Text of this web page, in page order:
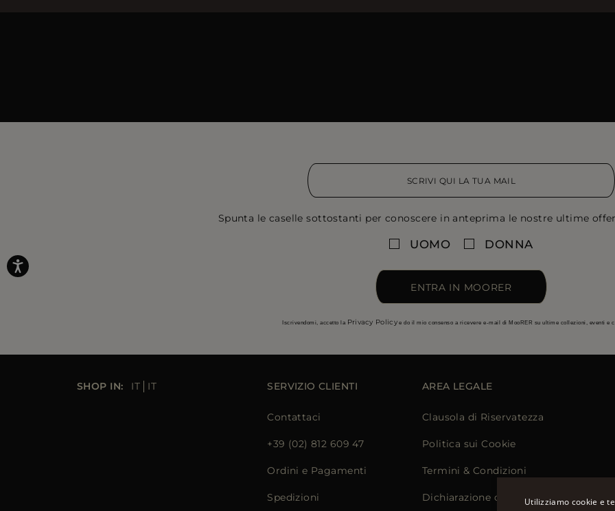
Spunta le caselle sottostanti per conoscere in anteprima le nostre ultime
UOMO DONNA
ENTRA IN MOORER
Iscrivendomi, accetto la Privacy Policye do il mio consenso a ricevere e-mail di MooRER su ultime collezioni, eventi e
SHOP IN: IT IT SERVIZIO CLIENTI
Contattaci
+39 (02) 812 609 47
Ordini e Pagamenti
Spedizioni
AREA LEGALE
Clausola di Riservatezza
Politica sui Cookie
Termini & Condizioni
Dichiarazione di AccessibilitàUtilizziamo cookie e